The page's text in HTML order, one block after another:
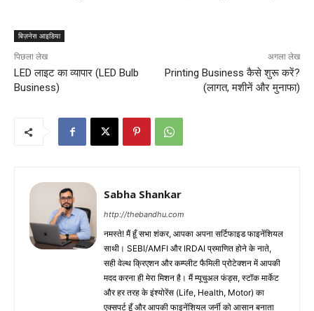
बिज़नेस आइडिया
पिछला लेख
LED लाइट का व्यापार (LED Bulb
Business)
अगला लेख
Printing Business कैसे शुरू करें?
(लागत, मशीनें और मुनाफा)
Sabha Shankar
http://thebandhu.com
नमस्ते! मैं हूँ सभा शंकर, आपका अपना सर्टिफाइड फाइनेंशियल
साथी। SEBI/AMFI और IRDAI प्रमाणित होने के नाते,
सही वेल्थ क्रिएशन और कम्प्लीट फैमिली प्रोटेक्शन में आपकी
मदद करना ही मेरा मिशन है। मैं म्यूचुअल फंड्स, स्टॉक मार्केट
और हर तरह के इंश्योरेंस (Life, Health, Motor) का
एक्सपर्ट हूँ और आपकी फाइनेंशियल जर्नी को आसान बनाता